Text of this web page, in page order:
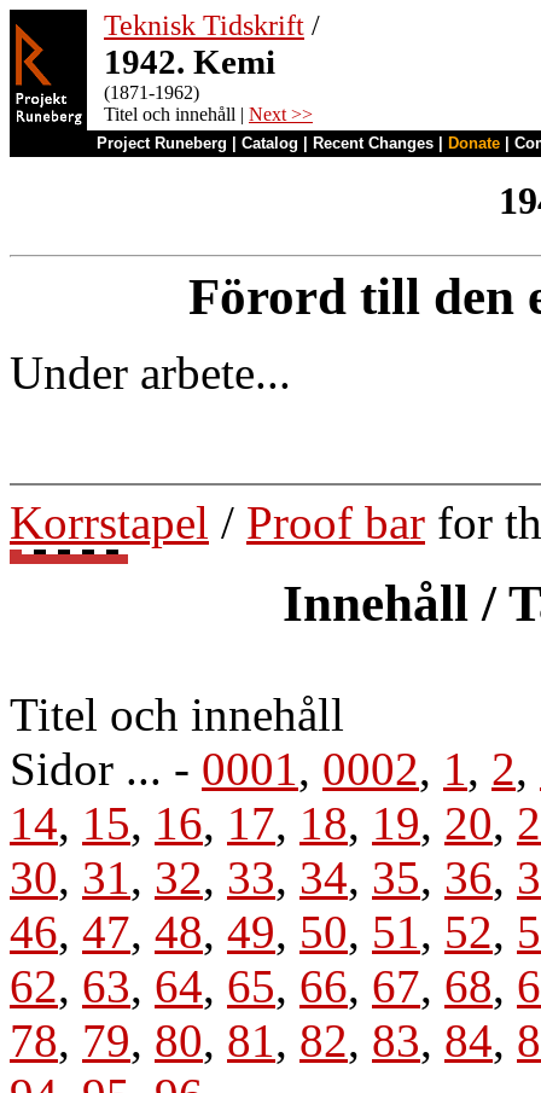
Teknisk Tidskrift /
1942. Kemi
(1871-1962)
Titel och innehåll | Next >>
Project Runeberg Catalog Recent Changes Donate
Förord till den
Under arbete...
Korrstapel / Proof bar for
Innehåll /
Titel och innehåll
Sidor ... - 0001, 0002, 1, 2,
14, 15, 16, 17, 18, 19, 20,
30, 31, 32, 33, 34, 35, 36,
46, 47, 48, 49, 50, 51, 52,
62, 63, 64, 65, 66, 67, 68,
78, 79, 80, 81, 82, 83, 84,